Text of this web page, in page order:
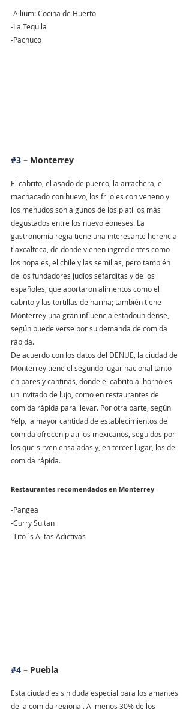
-Allium: Cocina de Huerto
-La Tequila
-Pachuco
#3 – Monterrey
El cabrito, el asado de puerco, la arrachera, el
machacado con huevo, los frijoles con veneno y
los menudos son algunos de los platillos más
degustados entre los nuevoleoneses. La
gastronomía regia tiene una interesante herencia
tlaxcalteca, de donde vienen ingredientes como
los nopales, el chile y las semillas, pero también
de los fundadores judíos sefarditas y de los
españoles, que aportaron alimentos como el
cabrito y las tortillas de harina; también tiene
Monterrey una gran influencia estadounidense,
según puede verse por su demanda de comida
rápida.
De acuerdo con los datos del DENUE, la ciudad de
Monterrey tiene el segundo lugar nacional tanto
en bares y cantinas, donde el cabrito al horno es
un invitado de lujo, como en restaurantes de
comida rápida para llevar. Por otra parte, según
Yelp, la mayor cantidad de establecimientos de
comida ofrecen platillos mexicanos, seguidos por
los que sirven ensaladas y, en tercer lugar, los de
comida rápida.
Restaurantes recomendados en Monterrey
-Pangea
-Curry Sultan
-Tito´s Alitas Adictivas
#4 – Puebla
Esta ciudad es sin duda especial para los amantes
de la comida regional. Al menos 30% de los